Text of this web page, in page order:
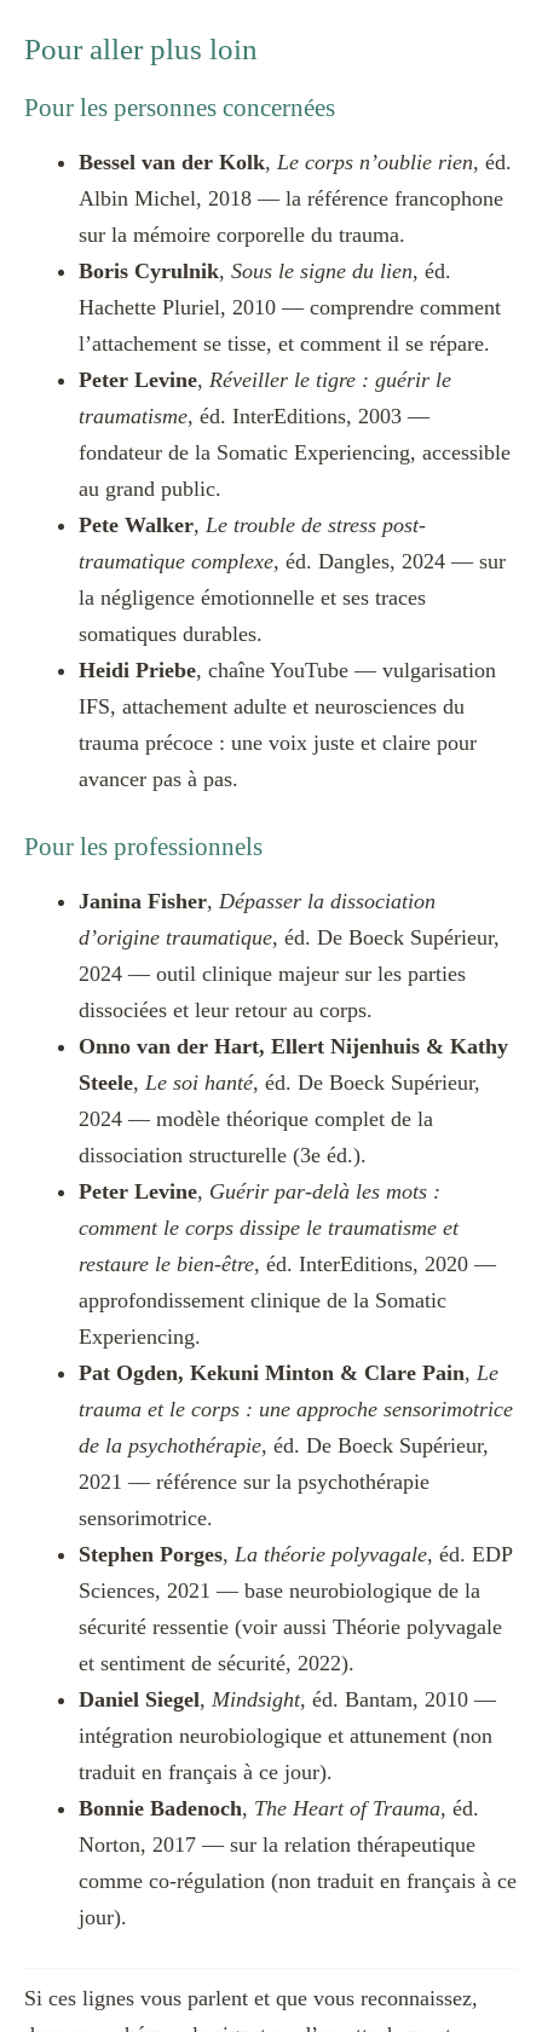
Pour aller plus loin
Pour les personnes concernées
Bessel van der Kolk, Le corps n’oublie rien, éd.
Albin Michel, 2018 — la référence francophone
sur la mémoire corporelle du trauma.
Boris Cyrulnik, Sous le signe du lien, éd.
Hachette Pluriel, 2010 — comprendre comment
l’attachement se tisse, et comment il se répare.
Peter Levine, Réveiller le tigre : guérir le
traumatisme, éd. InterEditions, 2003 —
fondateur de la Somatic Experiencing, accessible
au grand public.
Pete Walker, Le trouble de stress post-
traumatique complexe, éd. Dangles, 2024 — sur
la négligence émotionnelle et ses traces
somatiques durables.
Heidi Priebe, chaîne YouTube — vulgarisation
IFS, attachement adulte et neurosciences du
trauma précoce : une voix juste et claire pour
avancer pas à pas.
Pour les professionnels
Janina Fisher, Dépasser la dissociation
d’origine traumatique, éd. De Boeck Supérieur,
2024 — outil clinique majeur sur les parties
dissociées et leur retour au corps.
Onno van der Hart, Ellert Nijenhuis & Kathy
Steele, Le soi hanté, éd. De Boeck Supérieur,
2024 — modèle théorique complet de la
dissociation structurelle (3e éd.).
Peter Levine, Guérir par-delà les mots :
comment le corps dissipe le traumatisme et
restaure le bien-être, éd. InterEditions, 2020 —
approfondissement clinique de la Somatic
Experiencing.
Pat Ogden, Kekuni Minton & Clare Pain, Le
trauma et le corps : une approche sensorimotrice
de la psychothérapie, éd. De Boeck Supérieur,
2021 — référence sur la psychothérapie
sensorimotrice.
Stephen Porges, La théorie polyvagale, éd. EDP
Sciences, 2021 — base neurobiologique de la
sécurité ressentie (voir aussi Théorie polyvagale
et sentiment de sécurité, 2022).
Daniel Siegel, Mindsight, éd. Bantam, 2010 —
intégration neurobiologique et attunement (non
traduit en français à ce jour).
Bonnie Badenoch, The Heart of Trauma, éd.
Norton, 2017 — sur la relation thérapeutique
comme co-régulation (non traduit en français à ce
jour).
Si ces lignes vous parlent et que vous reconnaissez,